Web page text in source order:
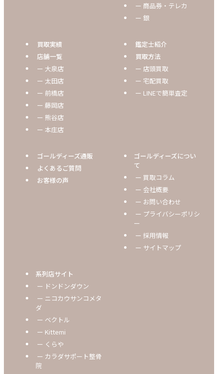
ー 商品券・テレカ
ー 銀
買取実績
店舗一覧
ー 大泉店
ー 太田店
ー 前橋店
ー 藤岡店
ー 熊谷店
ー 本庄店
鑑定士紹介
買取方法
ー 店頭買取
ー 宅配買取
ー LINEで簡単査定
ゴールディーズ通販
よくあるご質問
お客様の声
ゴールディーズについ
て
ー 買取コラム
ー 会社概要
ー お問い合わせ
ー プライバシーポリシ
ー
ー 採用情報
ー サイトマップ
系列店サイト
ー ドンドンダウン
ー ニコカウサンコメタ
ダ
ー ベクトル
ー Kittemi
ー くらや
ー カラダサポート整骨
院